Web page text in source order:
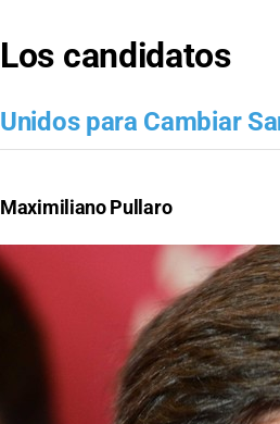
Los candidatos
Unidos para Cambiar
Maximiliano Pullaro